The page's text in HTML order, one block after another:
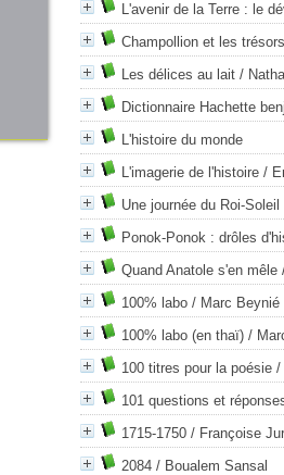
L'avenir de la Terre : le
Champollion et les
Les délices au lait /
Dictionnaire Hachette
L'histoire du monde
L'imagerie de l'histoire /
Une journée du Roi-Soleil
Ponok-Ponok : drôles
Quand Anatole s'en mêle
100% labo / Marc Beynié
100% labo (en thaï) /
100 titres pour la poésie /
101 questions et
1715-1750 / Françoise
2084 / Boualem Sansal